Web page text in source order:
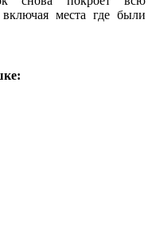
места где были